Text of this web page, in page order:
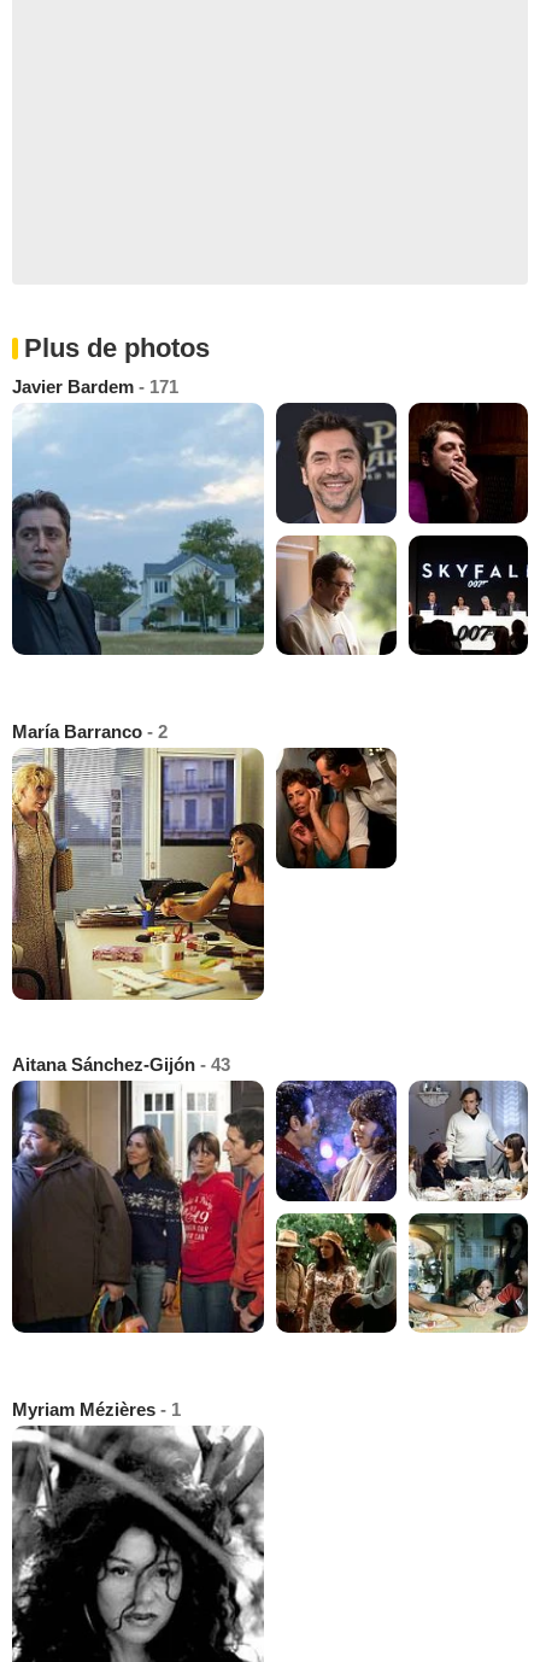
Plus de photos
Javier Bardem - 171
María Barranco - 2
Aitana Sánchez-Gijón - 43
Myriam Mézières - 1